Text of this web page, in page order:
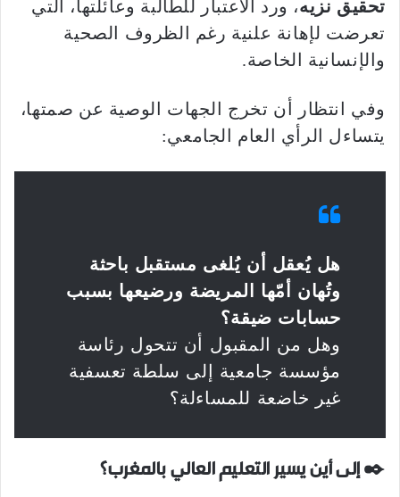
تحقيق نزيه، ورد الاعتبار للطالبة وعائلتها، التي
تعرضت لإهانة علنية رغم الظروف الصحية
والإنسانية الخاصة.
وفي انتظار أن تخرج الجهات الوصية عن صمتها،
يتساءل الرأي العام الجامعي:
هل يُعقل أن يُلغى مستقبل باحثة
وتُهان أمّها المريضة ورضيعها بسبب
حسابات ضيقة؟
وهل من المقبول أن تتحول رئاسة
مؤسسة جامعية إلى سلطة تعسفية
غير خاضعة للمساءلة؟
✒️ إلى أين يسير التعليم العالي بالمغرب؟